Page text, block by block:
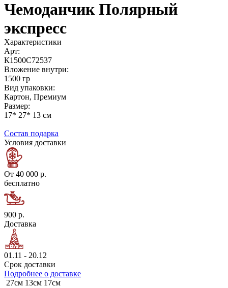
Чемоданчик Полярный
экспресс
Характеристики
Арт:
К1500С72537
Вложение внутри:
1500 гр
Вид упаковки:
Картон, Премиум
Размер:
17* 27* 13 см
Состав подарка
Условия доставки
От 40 000 р.
бесплатно
900 р.
Доставка
01.11 - 20.12
Срок доставки
Подробнее о доставке
27см 13см 17см